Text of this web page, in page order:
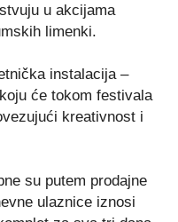
u akcijama
limenki.
instalacija –
će tokom festivala
kreativnost i
su putem prodajne
ulaznice iznosi